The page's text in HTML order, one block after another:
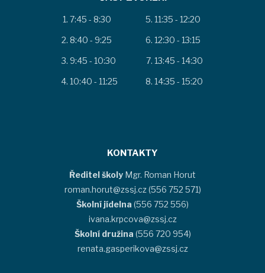
7:45 - 8:30
8:40 - 9:25
9:45 - 10:30
10:40 - 11:25
11:35 - 12:20
12:30 - 13:15
13:45 - 14:30
14:35 - 15:20
KONTAKTY
Ředitel školy Mgr. Roman Horut
roman.horut@zssj.cz (556 752 571)
Školní jídelna (556 752 556)
ivana.krpcova@zssj.cz
Školní družina (556 720 954)
renata.gasperikova@zssj.cz